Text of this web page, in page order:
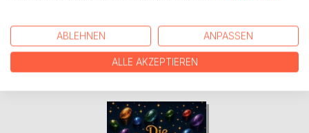
WEITERE TITEL BEIBoD
ABLEHNEN ANPASSEN
ALLE AKZEPTIEREN